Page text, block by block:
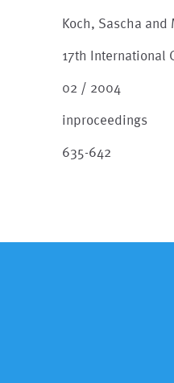
Koch, Sascha and
17th International
02 / 2004
inproceedings
635-642